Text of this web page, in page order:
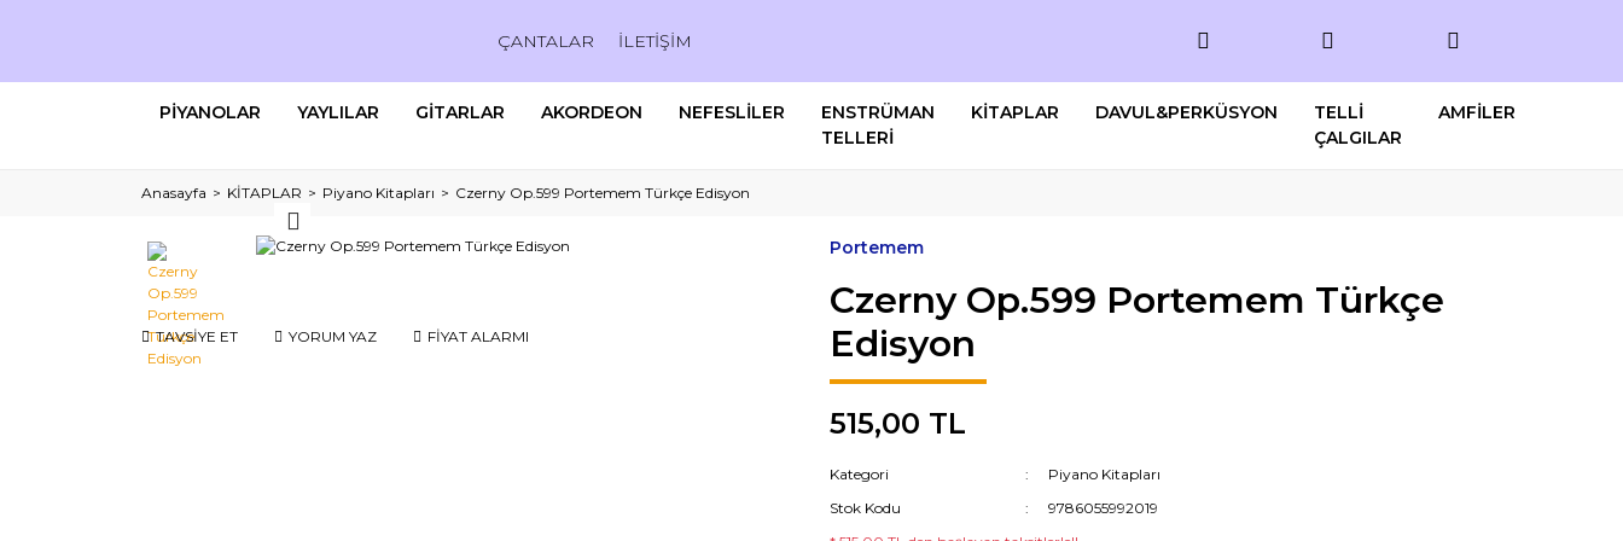
ÇANTALAR İLETİŞİM
PİYANOLAR YAYLILAR GİTARLAR AKORDEON NEFESLİLER
ENSTRÜMAN
TELLERİ
KİTAPLAR DAVUL&PERKÜSYON
TELLİ
ÇALGILAR
AMFİLER
Anasayfa KİTAPLAR Piyano Kitapları Czerny Op.599 Portemem Türkçe Edisyon
TAVSİYE ET YORUM YAZ FİYAT ALARMI
Portemem
Czerny Op.599 Portemem Türkçe
Edisyon
515,00 TL
Kategori
Piyano Kitapları
Stok Kodu
9786055992019